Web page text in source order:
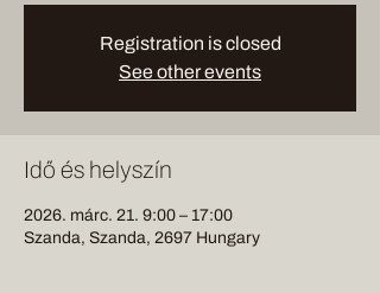
Registration is closed
See other events
Idő és helyszín
2026. márc. 21. 9:00 – 17:00
Szanda, Szanda, 2697 Hungary